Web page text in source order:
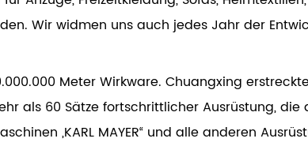
Wir widmen uns auch jedes Jahr der
Meter Wirkware. Chuangxing
als 60 Sätze fortschrittlicher Ausrüstung,
„KARL MAYER“ und alle anderen